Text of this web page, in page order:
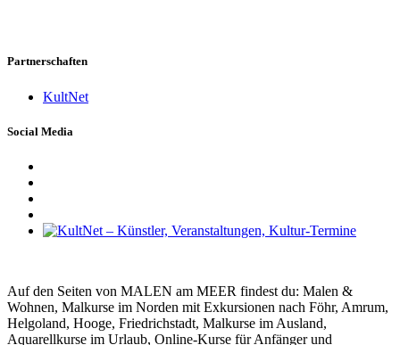
Partnerschaften
KultNet
Social Media
Auf den Seiten von MALEN am MEER findest du: Malen &
Wohnen, Malkurse im Norden mit Exkursionen nach Föhr, Amrum,
Helgoland, Hooge, Friedrichstadt, Malkurse im Ausland,
Aquarellkurse im Urlaub, Online-Kurse für Anfänger und